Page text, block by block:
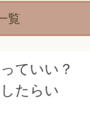
覧
ていい？
たらい